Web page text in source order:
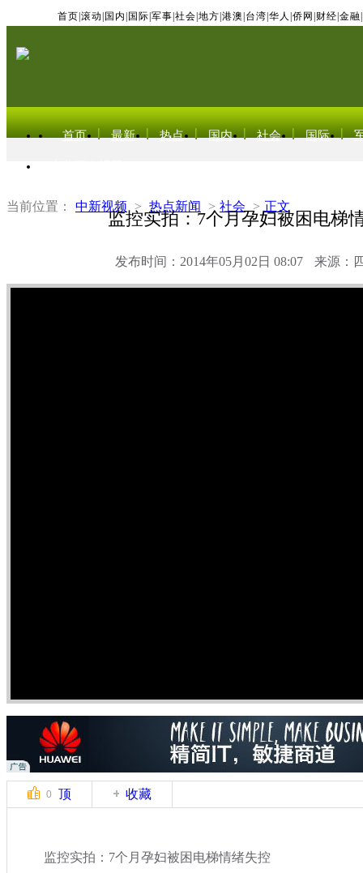
首页 滚动 国内 国际 军事 社会 地方 港澳 台湾 华人 侨网 财经 金融
首页 最新 热点 国内 社会 国际
当前位置： 中新视频 > 热点新闻 > 社会 > 正文
监控实拍：7个月孕妇被困电梯
发布时间：2014年05月02日 08:07 来源：
0 顶 收藏
监控实拍：7个月孕妇被困电梯情绪失控